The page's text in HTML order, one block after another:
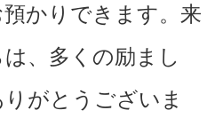
かりできます。来
、多くの励まし
がとうございま